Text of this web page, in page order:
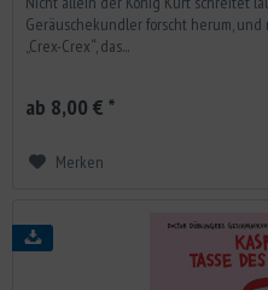
Geräuschekundler forscht herum,
„Crex-Crex“, das...
ab 8,00 € *
Merken